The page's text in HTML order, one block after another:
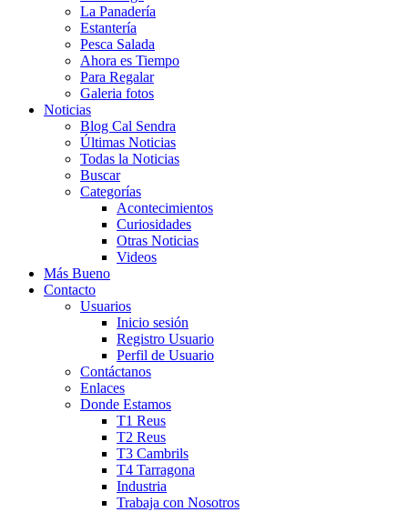
La Panadería
Estantería
Pesca Salada
Ahora es Tiempo
Para Regalar
Galeria fotos
Noticias
Blog Cal Sendra
Últimas Noticias
Todas la Noticias
Buscar
Categorías
Acontecimientos
Curiosidades
Otras Noticias
Videos
Más Bueno
Contacto
Usuarios
Inicio sesión
Registro Usuario
Perfil de Usuario
Contáctanos
Enlaces
Donde Estamos
T1 Reus
T2 Reus
T3 Cambrils
T4 Tarragona
Industria
Trabaja con Nosotros